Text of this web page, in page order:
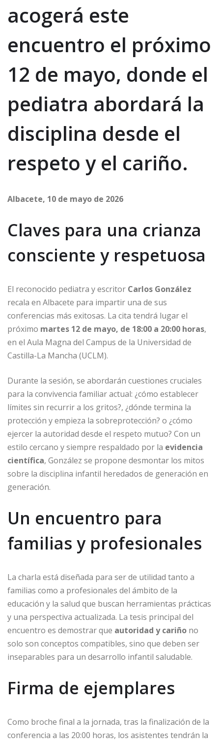
acogerá este
encuentro el próximo
12 de mayo, donde el
pediatra abordará la
disciplina desde el
respeto y el cariño.
Albacete, 10 de mayo de 2026
Claves para una crianza
consciente y respetuosa
El reconocido pediatra y escritor Carlos González
recala en Albacete para impartir una de sus
conferencias más exitosas. La cita tendrá lugar el
próximo martes 12 de mayo, de 18:00 a 20:00 horas,
en el Aula Magna del Campus de la Universidad de
Castilla-La Mancha (UCLM).
Durante la sesión, se abordarán cuestiones cruciales
para la convivencia familiar actual: ¿cómo establecer
límites sin recurrir a los gritos?, ¿dónde termina la
protección y empieza la sobreprotección? o ¿cómo
ejercer la autoridad desde el respeto mutuo? Con un
estilo cercano y siempre respaldado por la evidencia
científica, González se propone desmontar los mitos
sobre la disciplina infantil heredados de generación en
generación.
Un encuentro para
familias y profesionales
La charla está diseñada para ser de utilidad tanto a
familias como a profesionales del ámbito de la
educación y la salud que buscan herramientas prácticas
y una perspectiva actualizada. La tesis principal del
encuentro es demostrar que autoridad y cariño no
solo son conceptos compatibles, sino que deben ser
inseparables para un desarrollo infantil saludable.
Firma de ejemplares
Como broche final a la jornada, tras la finalización de la
conferencia a las 20:00 horas, los asistentes tendrán la